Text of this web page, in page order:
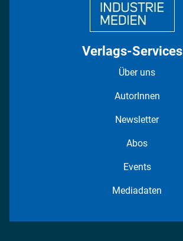
Verlags-Services
Über uns
AutorInnen
Newsletter
Abos
Events
Mediadaten